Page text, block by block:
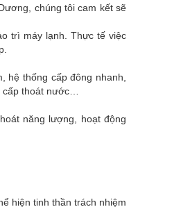
chúng tôi cam kết sẽ
trì máy lạnh. Thực tế việc
hệ thống cấp đông nhanh,
thoát nước…
năng lượng, hoạt động
hiện tinh thần trách nhiệm